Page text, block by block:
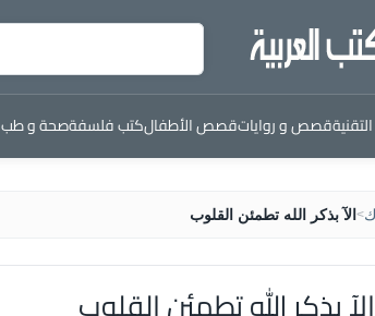
قصص و رواياتقصص الأطفالكتب فلسفةصحة و طب
> الآ بذكر الله تطمئن القلوب